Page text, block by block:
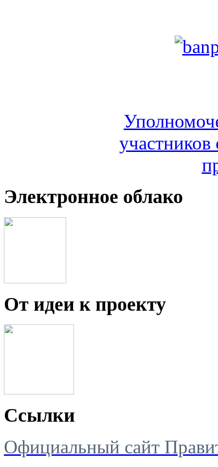
участников
Электронное облако
От идеи к проекту
Ссылки
Официальный сайт